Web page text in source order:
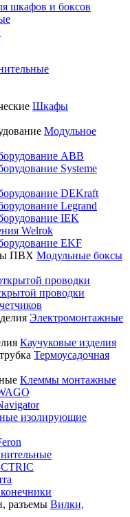
шкафов и боксов
Шкафы
Модульное
ABB
Systeme
DEKraft
Legrand
IEK
Welrok
EKF
Модульные боксы
проводки
проводки
Электромонтажные
Каучуковые изделия
Термоусадочная
Клеммы монтажные
изолирующие
Вилки,